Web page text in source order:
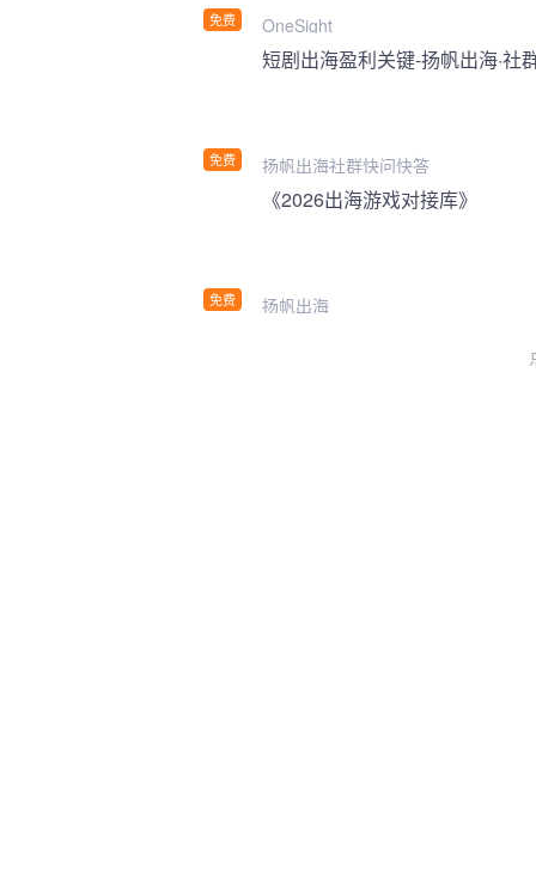
免费 OneSight
免费
短剧出海盈利关键-扬帆出海·社
扬帆出海社群快问快答
免费
《2026出海游戏对接库》
扬帆出海